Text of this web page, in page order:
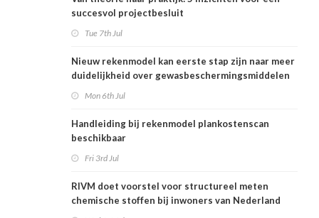
succesvol projectbesluit
Tue 7th Jul
Nieuw rekenmodel kan eerste stap zijn naar meer
duidelijkheid over gewasbeschermingsmiddelen
Mon 6th Jul
Handleiding bij rekenmodel plankostenscan
beschikbaar
Fri 3rd Jul
RIVM doet voorstel voor structureel meten
chemische stoffen bij inwoners van Nederland